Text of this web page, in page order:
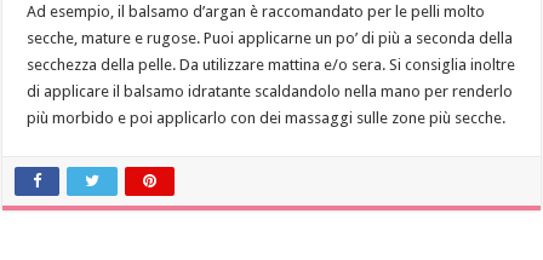
Ad esempio, il balsamo d’argan è raccomandato per le pelli molto
secche, mature e rugose. Puoi applicarne un po’ di più a seconda della
secchezza della pelle. Da utilizzare mattina e/o sera. Si consiglia inoltre
di applicare il balsamo idratante scaldandolo nella mano per renderlo
più morbido e poi applicarlo con dei massaggi sulle zone più secche.